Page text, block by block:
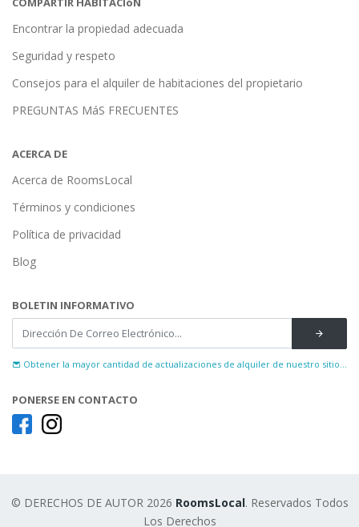
Encontrar la propiedad adecuada
Seguridad y respeto
Consejos para el alquiler de habitaciones del propietario
PREGUNTAS MáS FRECUENTES
ACERCA DE
Acerca de RoomsLocal
Términos y condiciones
Política de privacidad
Blog
BOLETIN INFORMATIVO
Obtener la mayor cantidad de actualizaciones de alquiler de nuestro sitio...
PONERSE EN CONTACTO
© DERECHOS DE AUTOR 2026 RoomsLocal. Reservados Todos
Los Derechos